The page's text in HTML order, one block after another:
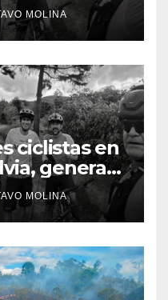
MOLINA
ciclistas en
genera
el Cauca
MOLINA